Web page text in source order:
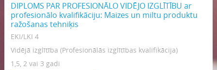
DIPLOMS PAR PROFESIONĀLO VIDĒJO IZGLĪTĪBU ar
profesionālo kvalifikāciju: Maizes un miltu produktu
ražošanas tehniķis
EKI/LKI 4
Vidējā izglītība (Profesionālās izglītības kvalifikācija)
1,5, 2 vai 3 gadi